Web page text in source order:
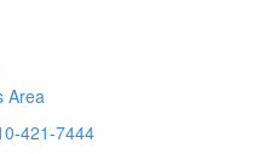
Area
421-7444